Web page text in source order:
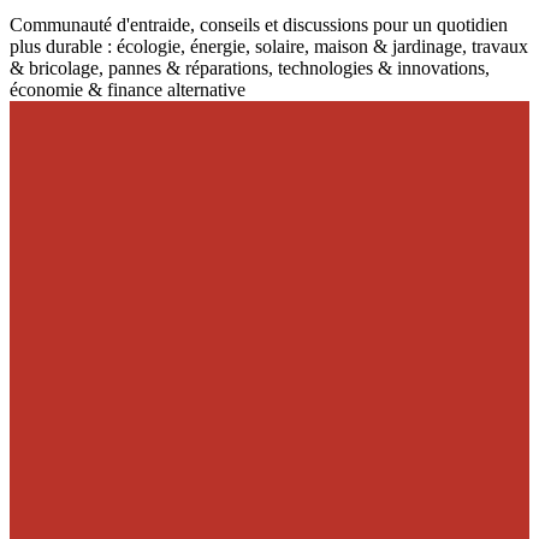
Communauté d'entraide, conseils et discussions pour un quotidien
plus durable : écologie, énergie, solaire, maison & jardinage, travaux
& bricolage, pannes & réparations, technologies & innovations,
économie & finance alternative